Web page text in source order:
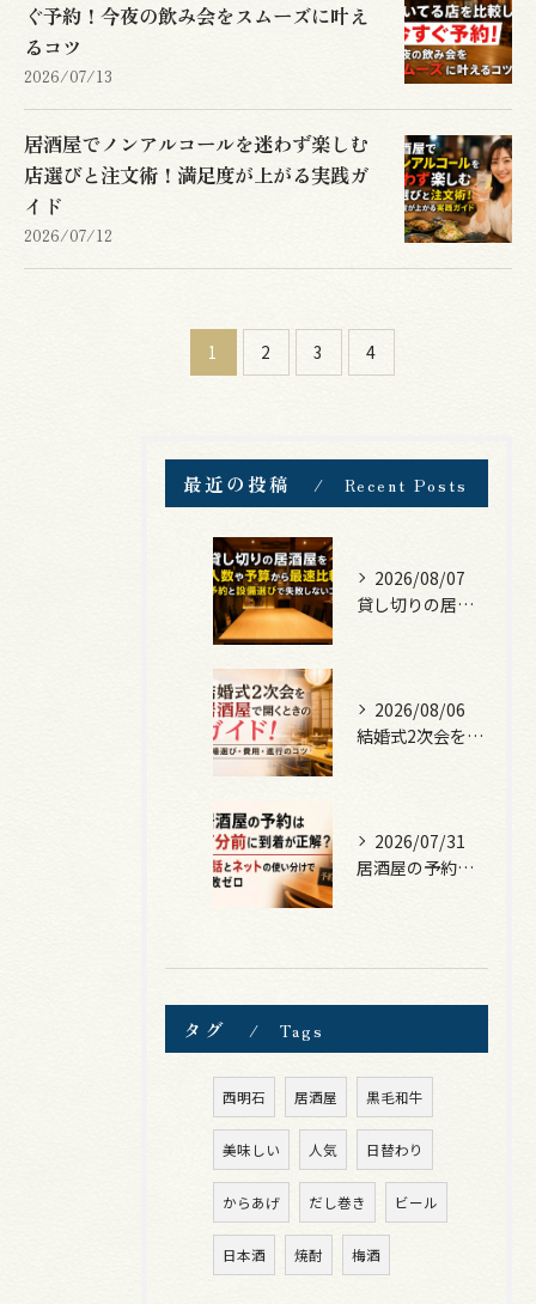
ぐ予約！今夜の飲み会をスムーズに叶え
るコツ
2026/07/13
居酒屋でノンアルコールを迷わず楽しむ
店選びと注文術！満足度が上がる実践ガ
イド
2026/07/12
1 2 3 4
最近の投稿 Recent Posts
2026/08/07
貸し切りの居酒屋を人数や予算から最速比較！予約と設備選びで失敗しないコツ
2026/08/06
結婚式2次会を居酒屋で開くときのガイド！会場選び・費用・進行のコツ
2026/07/31
居酒屋の予約は何分前に到着が正解？電話とネットの使い分けで失敗ゼロ
タグ Tags
西明石 居酒屋 黒毛和牛
美味しい 人気 日替わり
からあげ だし巻き ビール
日本酒 焼酎 梅酒